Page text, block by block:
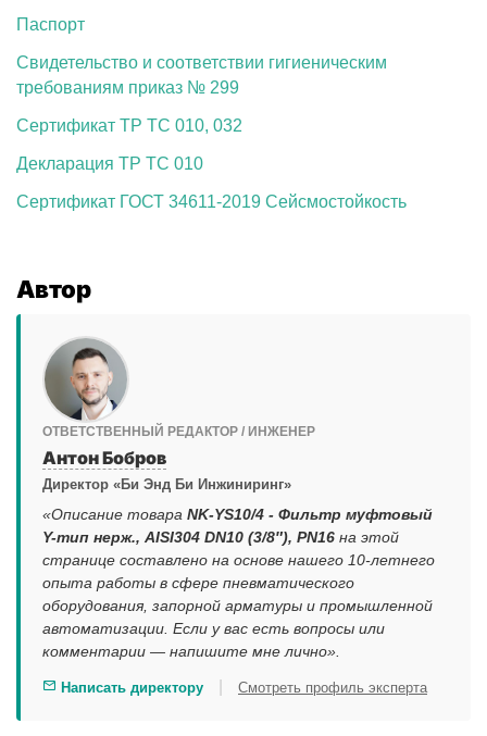
Паспорт
Свидетельство и соответствии гигиеническим
требованиям приказ № 299
Сертификат ТР ТС 010, 032
Декларация ТР ТС 010
Сертификат ГОСТ 34611-2019 Сейсмостойкость
Автор
ОТВЕТСТВЕННЫЙ РЕДАКТОР / ИНЖЕНЕР
Антон Бобров
Директор «Би Энд Би Инжиниринг»
«Описание товара NK-YS10/4 - Фильтр муфтовый
Y-тип нерж., AISI304 DN10 (3/8″), PN16 на этой
странице составлено на основе нашего 10-летнего
опыта работы в сфере пневматического
оборудования, запорной арматуры и промышленной
автоматизации. Если у вас есть вопросы или
комментарии — напишите мне лично».
Написать директору Смотреть профиль эксперта